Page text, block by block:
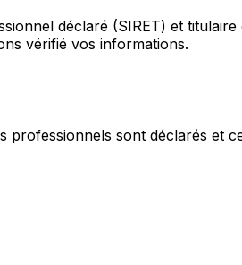
déclaré (SIRET) et titulaire
vérifié vos informations.
professionnels sont déclarés et